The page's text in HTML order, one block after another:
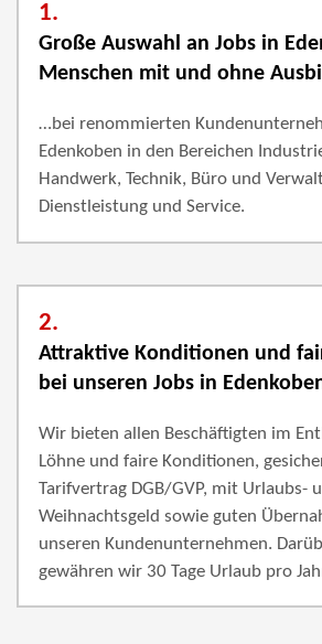
1.
Große Auswahl an Jobs in
Menschen mit und ohne
…bei renommierten
Edenkoben in den Bereichen
Handwerk, Technik, Büro und
Dienstleistung und Service.
2.
Attraktive Konditionen und
bei unseren Jobs in
Wir bieten allen Beschäftigten im
Löhne und faire Konditionen,
Tarifvertrag DGB/GVP, mit Urlaubs-
Weihnachtsgeld sowie guten
unseren Kundenunternehmen.
gewähren wir 30 Tage Urlaub pro